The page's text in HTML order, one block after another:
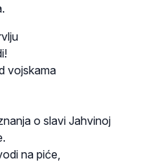
vojskama
o slavi Jahvinoj
na piće,